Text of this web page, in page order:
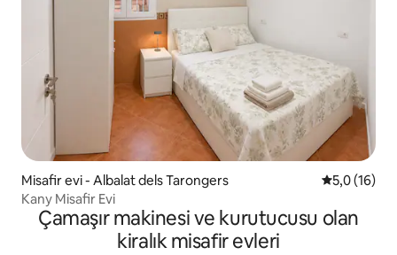
Misafir evi - Albalat dels Tarongers 55,0 (16)
Kany Misafir Evi
Çamaşır makinesi ve kurutucusu olan
kiralık misafir evleri